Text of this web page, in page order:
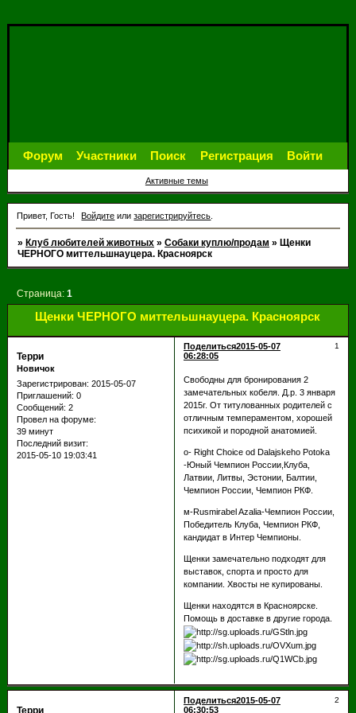
Форум Участники Поиск Регистрация Войти
Активные темы
Привет, Гость! Войдите илизарегистрируйтесь
»Клуб любителей животных »Собаки куплю/продам »Щенки
ЧЕРНОГО миттельшнауцера. Красноярск
Щенки ЧЕРНОГО миттельшнауцера. Красноярск
Страница:1
Поделиться 1
2015-05-07
06:28:05
Терри
Новичок
Зарегистрирован: 2015-05-07
Приглашений: 0
Сообщений: 2
Провел на форуме:
39 минут
Последний визит:
2015-05-10 19:03:41
Свободны для бронирования 2
замечательных кобеля. Д.р. 3 января
2015г. От титулованных родителей с
отличным темпераментом, хорошей
психикой и породной анатомией.
о- Right Choice od Dalajskeho Potoka
-Юный Чемпион России,Клуба,
Латвии, Литвы, Эстонии, Балтии,
Чемпион России, Чемпион РКФ.
м-Rusmirabel Azalia-Чемпион России,
Победитель Клуба, Чемпион РКФ,
кандидат в Интер Чемпионы.
Щенки замечательно подходят для
выставок, спорта и просто для
компании. Хвосты не купированы.
Щенки находятся в Красноярске.
Помощь в доставке в другие города.
Поделиться 2
2015-05-07
06:30:53
Терри